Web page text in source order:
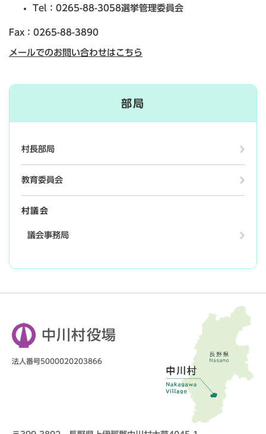
Tel：0265-88-3058選挙管理委員会
Fax：0265-88-3890
メールでのお問い合わせはこちら
部局
村長部局
教育委員会
村議会
議会事務局
中川村役場
法人番号5000020203866